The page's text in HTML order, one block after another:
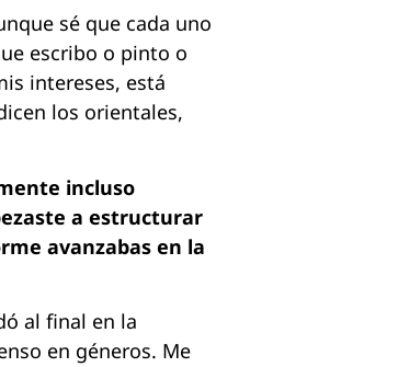
sé que cada uno
escribo o pinto o
intereses, está
los orientales,
incluso
a estructurar
avanzabas en la
al final en la
en géneros. Me